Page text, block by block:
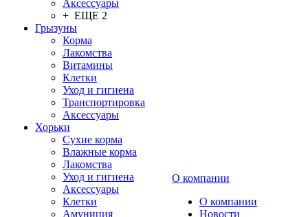
Аксессуары
+ ЕЩЕ 2
Грызуны
Корма
Лакомства
Витамины
Клетки
Уход и гигиена
Транспортировка
Аксессуары
Хорьки
Сухие корма
Влажные корма
Лакомства
Уход и гигиена
Аксессуары
Клетки
Амуниция
О компании
О компании
Новости